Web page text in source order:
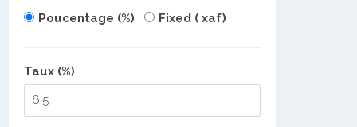
Poucentage (%) Fixed ( xaf)
Taux (%)